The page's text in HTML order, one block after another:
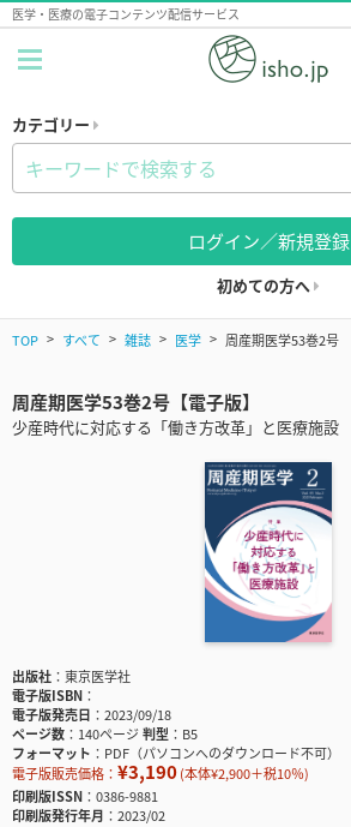
医学・医療の電子コンテンツ配信サービス
カテゴリー
ログイン／新規登録
初めての方へ
TOP すべて 雑誌 医学 周産期医学53巻2号
周産期医学53巻2号【電子版】
少産時代に対応する「働き方改革」と医療施設
出版社
東京医学社
電子版ISBN
電子版発売日
2023/09/18
ページ数
140ページ判型
B5
フォーマット
PDF（パソコンへのダウンロード不可）
電子版販売価格： ¥3,190(本体¥2,900＋税10％)
印刷版ISSN
0386-9881
印刷版発行年月
2023/02